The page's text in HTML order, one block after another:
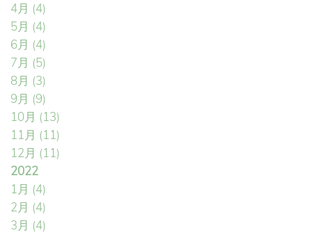
4月 (4)
5月 (4)
6月 (4)
7月 (5)
8月 (3)
9月 (9)
10月 (13)
11月 (11)
12月 (11)
2022
1月 (4)
2月 (4)
3月 (4)